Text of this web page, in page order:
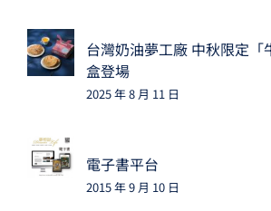
台灣奶油夢工廠 中秋限定「
盒登場
2025 年 8 月 11 日
電子書平台
2015 年 9 月 10 日